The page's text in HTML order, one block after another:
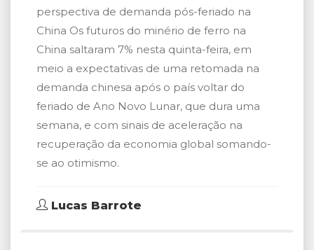
perspectiva de demanda pós-feriado na
China Os futuros do minério de ferro na
China saltaram 7% nesta quinta-feira, em
meio a expectativas de uma retomada na
demanda chinesa após o país voltar do
feriado de Ano Novo Lunar, que dura uma
semana, e com sinais de aceleração na
recuperação da economia global somando-
se ao otimismo.
Lucas Barrote